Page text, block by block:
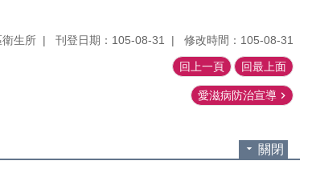
生所 刊登日期：105-08-31 修改時間：105-08-31
回上一頁 回最上面
愛滋病防治宣導
關閉